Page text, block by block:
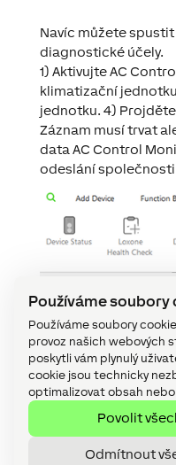
Používáme soubory
Používáme soubory
provoz našich webových
poskytli vám plynulý
cookie jsou technicky
optimalizovat obsah
Povolit
Odmítnout
Navíc můžete
diagnostické účely.
1) Aktivujte AC
klimatizační
jednotku. 4)
Záznam musí trvat
data AC Control
odeslání společnosti
Aktory↑